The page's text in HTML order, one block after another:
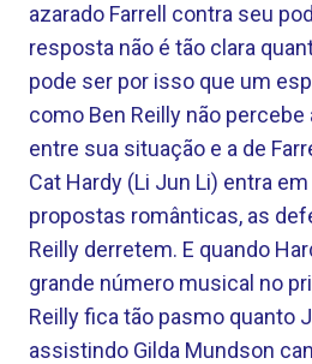
azarado Farrell contra seu
resposta não é tão clara
pode ser por isso que um
como Ben Reilly não
entre sua situação e a de
Cat Hardy (Li Jun Li) entra
propostas românticas, as
Reilly derretem. E quando
grande número musical no
Reilly fica tão pasmo quanto
assistindo Gilda Mundson